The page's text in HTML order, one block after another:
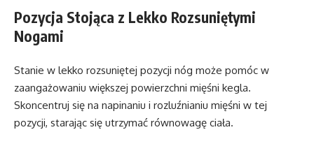
Pozycja Stojąca z Lekko Rozsuniętymi
Nogami
Stanie w lekko rozsuniętej pozycji nóg może pomóc w
zaangażowaniu większej powierzchni mięśni kegla.
Skoncentruj się na napinaniu i rozluźnianiu mięśni w tej
pozycji, starając się utrzymać równowagę ciała.